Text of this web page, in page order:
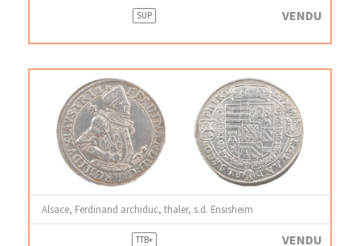
SUP VENDU
Alsace, Ferdinand archiduc, thaler, s.d. Ensisheim
TTB+ VENDU